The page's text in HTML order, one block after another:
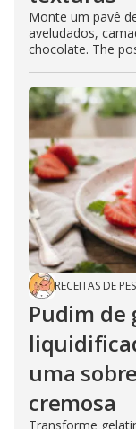
Monte um pavê
aveludados,
chocolate. The
RECEITAS DE
Pudim de
uma
cremosa
Transforme